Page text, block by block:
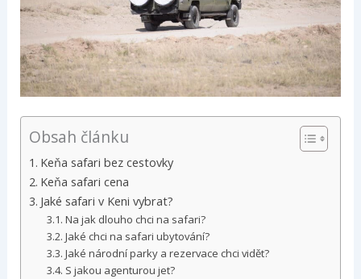
Obsah článku
Keňa safari bez cestovky
Keňa safari cena
Jaké safari v Keni vybrat?
Na jak dlouho chci na safari?
Jaké chci na safari ubytování?
Jaké národní parky a rezervace chci vidět?
S jakou agenturou jet?